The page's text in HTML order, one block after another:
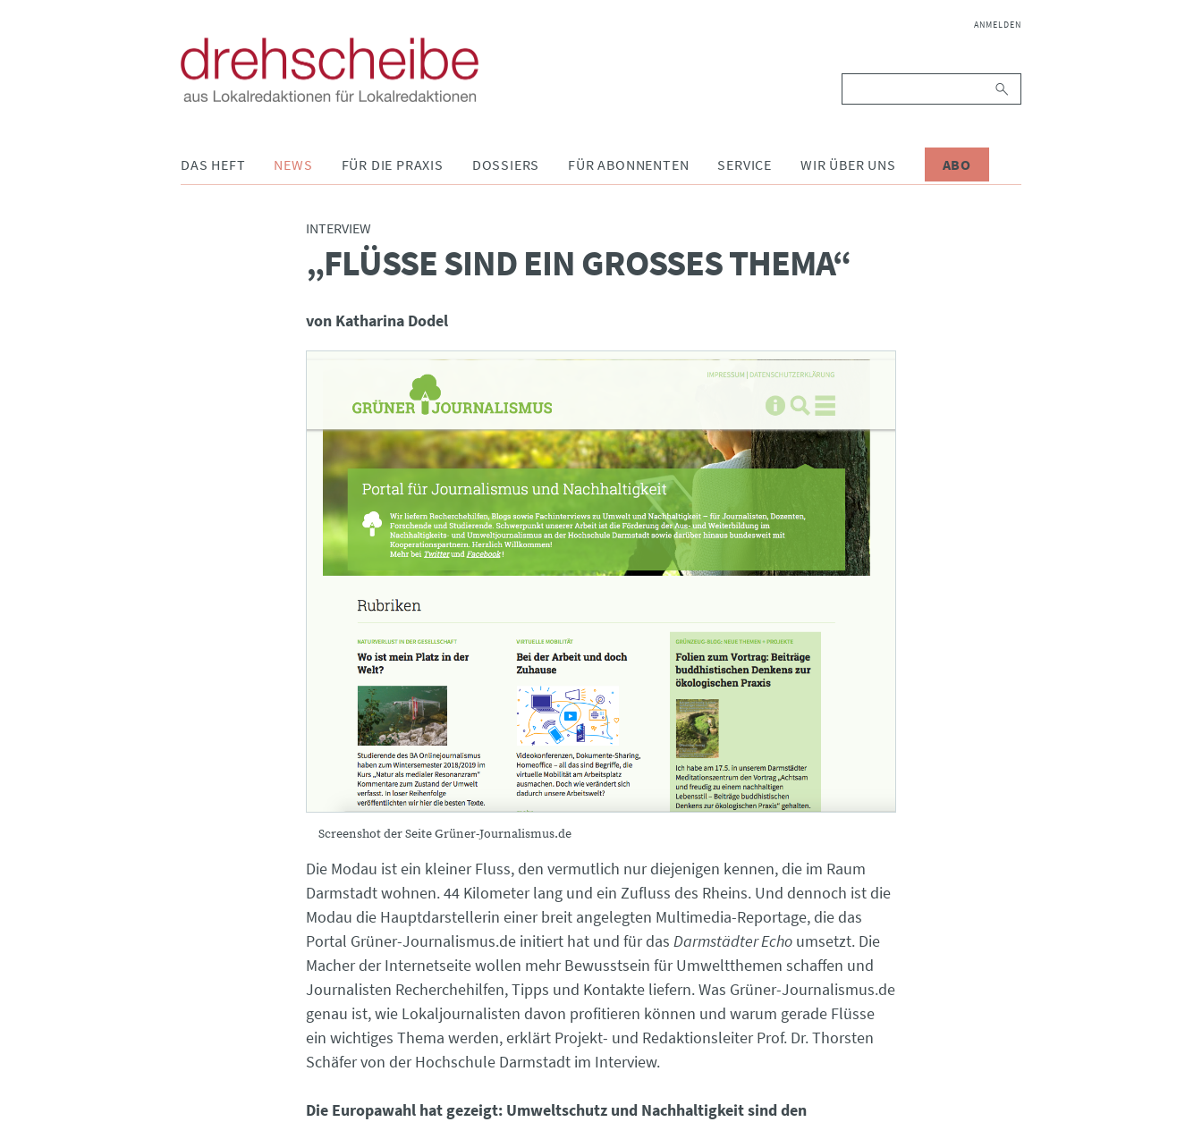
NAVIGATION
ANMELDEN
DAS HEFT NEWS FÜR DIE PRAXIS DOSSIERS FÜR ABONNENTEN SERVICE WIR ÜBER UNS ABO
INTERVIEW
„FLÜSSE SIND EIN GROSSES THEMA“
von Katharina Dodel
Screenshot der Seite Grüner-Journalismus.de
Die Modau ist ein kleiner Fluss, den vermutlich nur diejenigen kennen, die im Raum
Darmstadt wohnen. 44 Kilometer lang und ein Zufluss des Rheins. Und dennoch ist die
Modau die Hauptdarstellerin einer breit angelegten Multimedia-Reportage, die das
Portal Grüner-Journalismus.de initiert hat und für das Darmstädter Echo umsetzt. Die
Macher der Internetseite wollen mehr Bewusstsein für Umweltthemen schaffen und
Journalisten Recherchehilfen, Tipps und Kontakte liefern. Was Grüner-Journalismus.de
genau ist, wie Lokaljournalisten davon profitieren können und warum gerade Flüsse
ein wichtiges Thema werden, erklärt Projekt- und Redaktionsleiter Prof. Dr. Thorsten
Schäfer von der Hochschule Darmstadt im Interview.
Die Europawahl hat gezeigt: Umweltschutz und Nachhaltigkeit sind den